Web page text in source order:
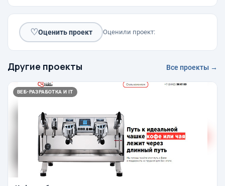
♡Оценить проект Оценили проект:
Другие проекты Все проекты →
ВЕБ-РАЗРАБОТКА И IT